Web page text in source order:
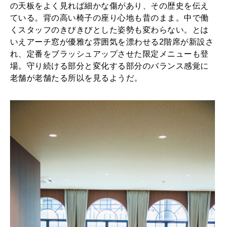
の天板をよく見れば細かな傷があり、その歴史を伝え
ている。背の高い椅子の座り心地も昔のまま。中で働
くスタッフのきびきびとした姿勢も変わらない。とは
いえアーチ窓が優雅な雰囲気を漂わせる2階席が新設さ
れ、定番をブラッシュアップさせた限定メニューも登
場。守り続ける部分と変化する部分のバランス感覚に
老舗が老舗たる所以を見るようだ。